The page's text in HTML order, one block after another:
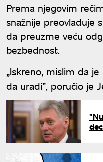
Prema njegovim
snažnije preovlađuje
da preuzme veću
bezbednost.
„Iskreno, mislim da
da uradi”, poručio je